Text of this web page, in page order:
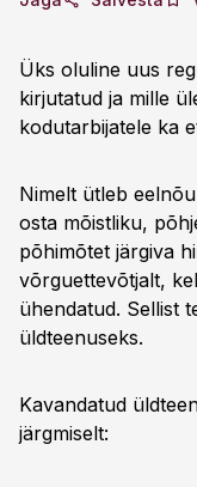
Üks oluline uus
kirjutatud ja mille
kodutarbijatele ka
Nimelt ütleb
osta mõistliku,
põhimõtet järgiva
võrguettevõtjalt,
ühendatud. Sellist
üldteenuseks.
Kavandatud
järgmiselt: